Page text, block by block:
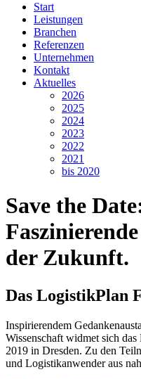
Start
Leistungen
Branchen
Referenzen
Unternehmen
Kontakt
Aktuelles
2026
2025
2024
2023
2022
2021
bis 2020
Save the
der Zukunft.
Das LogistikPlan
Inspirierendem
Wissenschaft widmet sich
2019 in Dresden. Zu den
und Logistikanwender aus